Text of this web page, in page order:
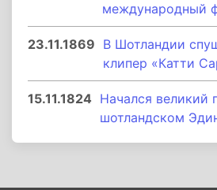
международный
23.11.1869 В Шотландии
клипер «Катти
15.11.1824 Начался великий
шотландском